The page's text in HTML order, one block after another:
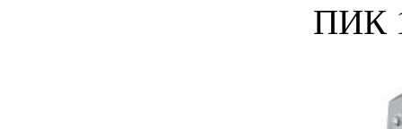
ПИК